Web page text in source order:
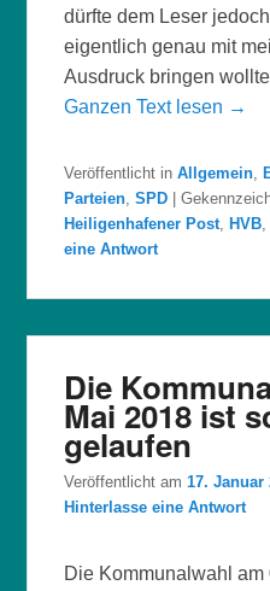
dürfte dem Leser
eigentlich genau mit
Ausdruck bringen
Ganzen Text lesen →
Veröffentlicht in Allgemein
Parteien ,SPD |
Heiligenhafener Post
HVB
eine Antwort
Die
Mai 2018 ist
gelaufen
Veröffentlicht am17. Januar
Hinterlasse eine Antwort
Die Kommunalwahl